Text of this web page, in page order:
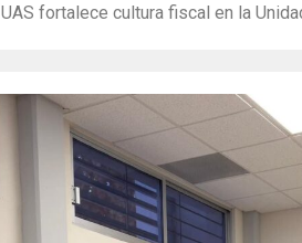
UAS fortalece cultura fiscal en la